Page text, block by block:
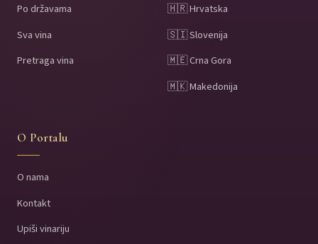
Po državama
Sva vina
Pretraga vina
🇭🇷 Hrvatska
🇸🇮 Slovenija
🇲🇪 Crna Gora
🇲🇰 Makedonija
O Portalu
O nama
Kontakt
Upiši vinariju